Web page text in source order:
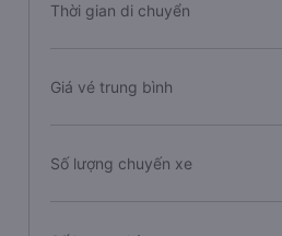
Thời gian di chuyển
Giá vé trung bình
Số lượng chuyến xe